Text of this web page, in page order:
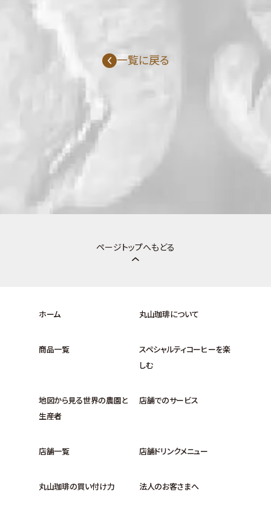
一覧に戻る
ページトップへもどる
ホーム 丸山珈琲について
商品一覧
スペシャルティコーヒーを楽
しむ
地図から見る世界の農園と
生産者
店舗でのサービス
店舗一覧 店舗ドリンクメニュー
丸山珈琲の買い付け力 法人のお客さまへ